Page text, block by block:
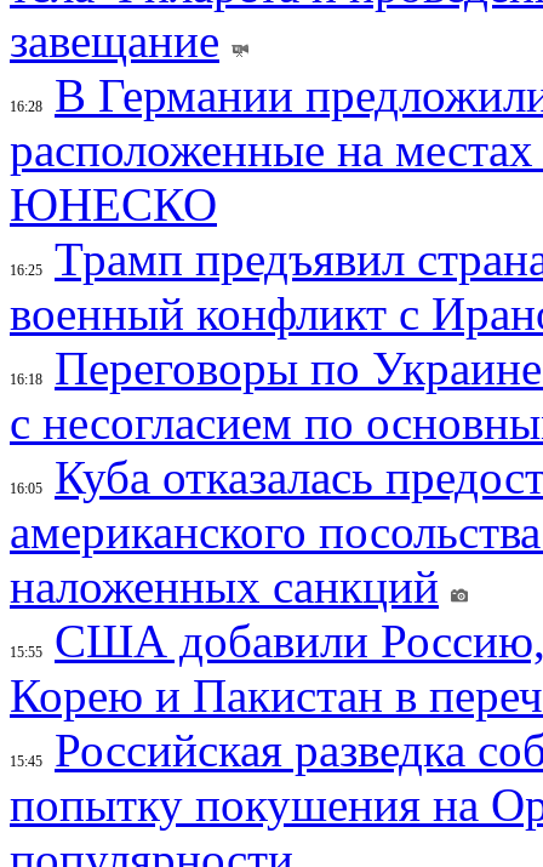
завещание
16:28
В Германии
расположенные на
ЮНЕСКО
16:25
Трамп предъявил
военный конфликт с
16:18
Переговоры по
с несогласием по
16:05
Куба отказалась
американского
наложенных санкций
15:55
США добавили
Корею и Пакистан в
15:45
Российская разведка
попытку покушения на